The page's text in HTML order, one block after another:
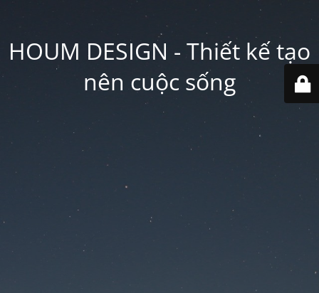
HOUM DESIGN - Thiết kế tạo
nên cuộc sống